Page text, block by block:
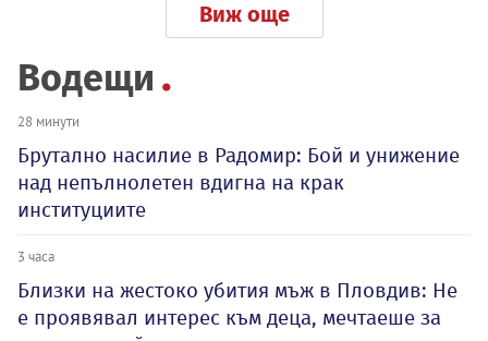
Виж още
Водещи
28 минути
Брутално насилие в Радомир: Бой и унижение
над непълнолетен вдигна на крак
институциите
3 часа
Близки на жестоко убития мъж в Пловдив: Не
е проявявал интерес към деца, мечтаеше за